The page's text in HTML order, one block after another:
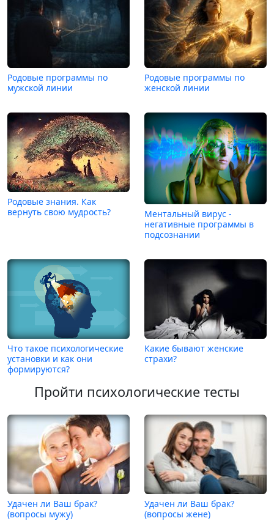
Родовые программы по
мужской линии
Родовые программы по
женской линии
Родовые знания. Как
вернуть свою мудрость?
Ментальный вирус -
негативные программы в
подсознании
Что такое психологические
установки и как они
формируются?
Какие бывают женские
страхи?
Пройти психологические тесты
Удачен ли Ваш брак?
(вопросы мужу)
Удачен ли Ваш брак?
(вопросы жене)